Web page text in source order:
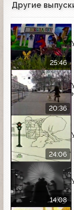
Другие
25:46
20:36
24:06
14:08